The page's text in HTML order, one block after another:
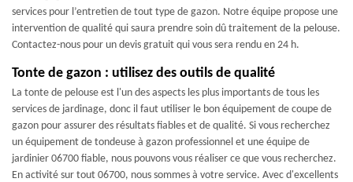
services pour l’entretien de tout type de gazon. Notre équipe propose une
intervention de qualité qui saura prendre soin dû traitement de la pelouse.
Contactez-nous pour un devis gratuit qui vous sera rendu en 24 h.
Tonte de gazon : utilisez des outils de qualité
La tonte de pelouse est l'un des aspects les plus importants de tous les
services de jardinage, donc il faut utiliser le bon équipement de coupe de
gazon pour assurer des résultats fiables et de qualité. Si vous recherchez
un équipement de tondeuse à gazon professionnel et une équipe de
jardinier 06700 fiable, nous pouvons vous réaliser ce que vous recherchez.
En activité sur tout 06700, nous sommes à votre service. Avec d'excellents